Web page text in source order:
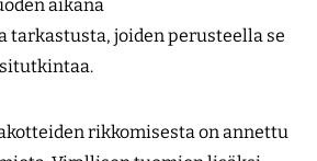
aikana
tarkastusta, joiden perusteella se
rikkomisesta on annettu